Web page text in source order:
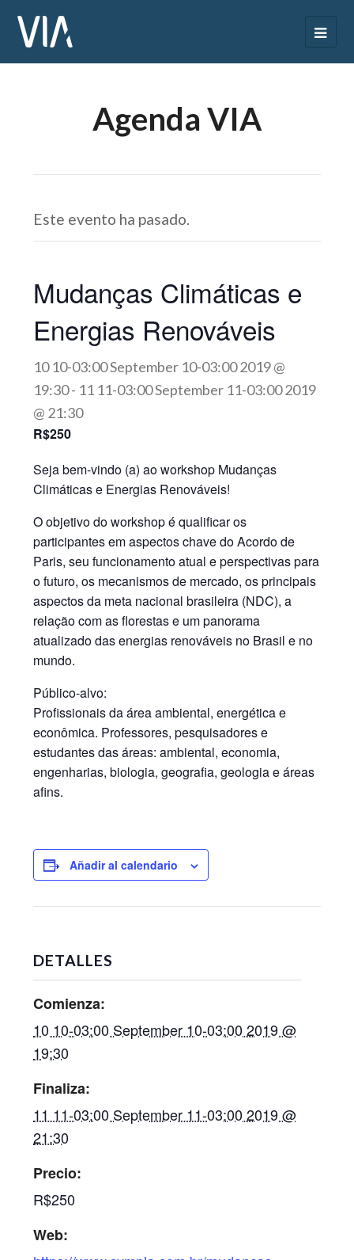
Agenda VIA
Este evento ha pasado.
Mudanças Climáticas e
Energias Renováveis
10 10-03:00 September 10-03:00 2019 @
19:30- 11 11-03:00 September 11-03:00 2019
@ 21:30
R$250
Seja bem-vindo (a) ao workshop Mudanças
Climáticas e Energias Renováveis!
O objetivo do workshop é qualificar os
participantes em aspectos chave do Acordo de
Paris, seu funcionamento atual e perspectivas para
o futuro, os mecanismos de mercado, os principais
aspectos da meta nacional brasileira (NDC), a
relação com as florestas e um panorama
atualizado das energias renováveis no Brasil e no
mundo.
Público-alvo:
Profissionais da área ambiental, energética e
econômica. Professores, pesquisadores e
estudantes das áreas: ambiental, economia,
engenharias, biologia, geografia, geologia e áreas
afins.
Añadir al calendario
DETALLES
Comienza:
10 10-03:00 September 10-03:00 2019 @
19:30
Finaliza:
11 11-03:00 September 11-03:00 2019 @
21:30
Precio:
R$250
Web: